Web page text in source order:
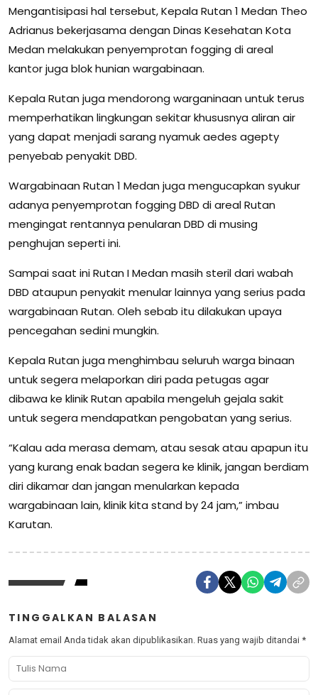
Mengantisipasi hal tersebut, Kepala Rutan 1 Medan Theo
Adrianus bekerjasama dengan Dinas Kesehatan Kota
Medan melakukan penyemprotan fogging di areal
kantor juga blok hunian wargabinaan.
Kepala Rutan juga mendorong warganinaan untuk terus
memperhatikan lingkungan sekitar khususnya aliran air
yang dapat menjadi sarang nyamuk aedes agepty
penyebab penyakit DBD.
Wargabinaan Rutan 1 Medan juga mengucapkan syukur
adanya penyemprotan fogging DBD di areal Rutan
mengingat rentannya penularan DBD di musing
penghujan seperti ini.
Sampai saat ini Rutan I Medan masih steril dari wabah
DBD ataupun penyakit menular lainnya yang serius pada
wargabinaan Rutan. Oleh sebab itu dilakukan upaya
pencegahan sedini mungkin.
Kepala Rutan juga menghimbau seluruh warga binaan
untuk segera melaporkan diri pada petugas agar
dibawa ke klinik Rutan apabila mengeluh gejala sakit
untuk segera mendapatkan pengobatan yang serius.
“Kalau ada merasa demam, atau sesak atau apapun itu
yang kurang enak badan segera ke klinik, jangan berdiam
diri dikamar dan jangan menularkan kepada
wargabinaan lain, klinik kita stand by 24 jam,” imbau
Karutan.
TINGGALKAN BALASAN
Alamat email Anda tidak akan dipublikasikan. Ruas yang wajib ditandai *